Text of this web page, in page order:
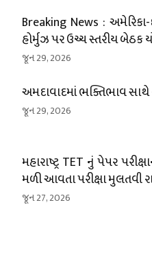
Breaking News :
હોર્મુઝ પર ઉચ્ચ સ્તરીય બેઠક
જૂન 29, 2026
અમદાવાદમાં ભક્તિભાવ સાથે
જૂન 29, 2026
મહારાષ્ટ્ર TET નું પેપર
મળી આવતા પરીક્ષા મુલતવી
જૂન 27, 2026